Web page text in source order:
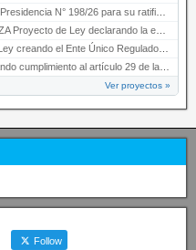
N° 198/26 para su ratificación.
declarando la esencialidad del servicio educativ…
Único Regulador de servicios públicos de la …
al artículo 29 de la Ley provincial N° 1399…
Ver proyectos »
Follow